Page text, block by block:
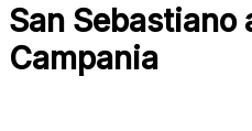
San Sebastiano
Campania